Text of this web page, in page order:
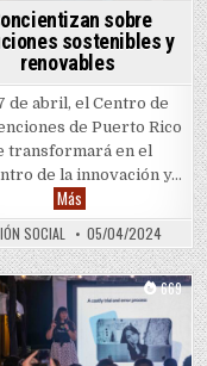
del Año 2024
sobre
sostenibles y
renovables
de abril, el Centro de
de Puerto Rico
transformará en el
de la innovación y…
MásConcientizan sobre
SOCIAL
05/04/2024
669
Posted in